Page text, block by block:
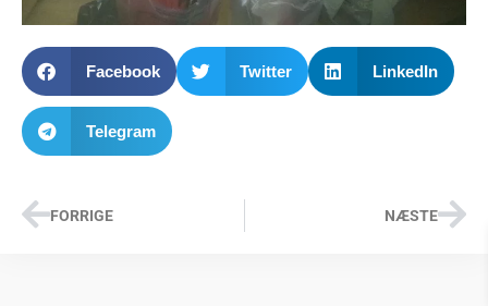
Facebook Twitter LinkedIn
Telegram
FORRIGE NÆSTE